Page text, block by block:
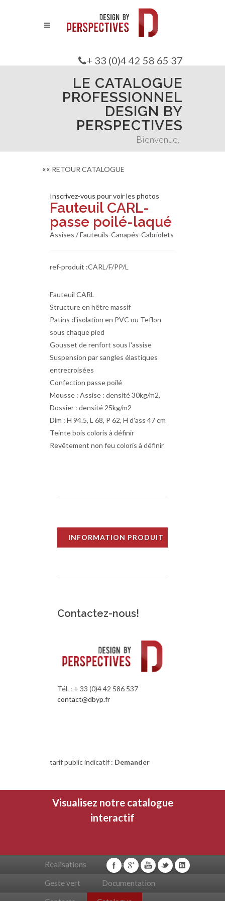
+ 33 (0)4 42 58 65 37
LE CATALOGUE
PROFESSIONNEL
DESIGN BY
PERSPECTIVES
Bienvenue,
«« RETOUR CATALOGUE
Inscrivez-vous pour voir les photos
Fauteuil CARL-
passe poilé-laqué
Assises / Fauteuils-Canapés-Cabriolets
ref-produit :CARL/F/PP/L
Fauteuil CARL
Structure en hêtre massif
Patins d'isolation en PVC ou Teflon
sous chaque pied
Gousset de renfort sous l'assise
Suspension par sangles élastiques
entrecroisées
Confection passe poilé
Mousse : Assise : densité 30kg/m2,
Dossier : densité 25kg/m2
Dim : H 94.5, L 68, P 62, H d'ass 47 cm
Teinte bois coloris à définir
Revêtement non feu coloris à définir
INFORMATION PRODUIT
Contactez-nous!
Tél. : + 33 (0)4 42 586 537
contact@dbyp.fr
tarif public indicatif : Demander
Visualisez notre catalogue
interactif
Réalisations Livraison
Geste vert Documentation